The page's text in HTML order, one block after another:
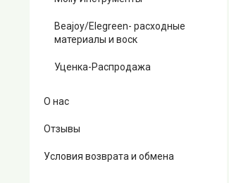
Beajoy/Elegreen- расходные
материалы и воск
Уценка-Распродажа
О нас
Отзывы
Условия возврата и обмена